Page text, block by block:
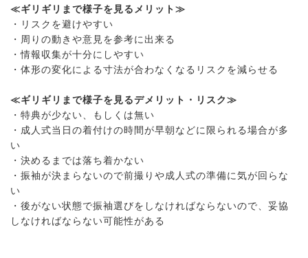
≪ギリギリまで様子を見るメリット≫
・リスクを避けやすい
・周りの動きや意見を参考に出来る
・情報収集が十分にしやすい
・体形の変化による寸法が合わなくなるリスクを減らせる
≪ギリギリまで様子を見るデメリット・リスク≫
・特典が少ない、もしくは無い
・成人式当日の着付けの時間が早朝などに限られる場合が多
い
・決めるまでは落ち着かない
・振袖が決まらないので前撮りや成人式の準備に気が回らな
い
・後がない状態で振袖選びをしなければならないので、妥協
しなければならない可能性がある